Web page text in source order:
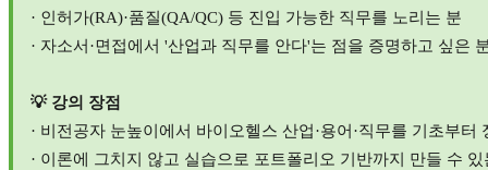
· 인허가(RA)·품질(QA/QC) 등 진입 가능한 직무를 노리는 분
· 자소서 ·면접에서 '산업과 직무를 안다'는 점을 증명하고 싶은
💡 강의 장점
· 비전공자 눈높이에서 바이오헬스 산업·용어 ·직무를 기초부터
· 이론에 그치지 않고 실습으로 포트폴리오 기반까지 만들 수 있